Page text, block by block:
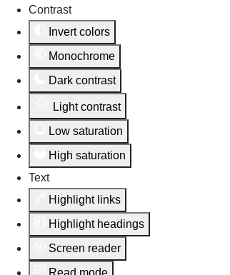
Contrast
Invert colors
Monochrome
Dark contrast
Light contrast
Low saturation
High saturation
Text
Highlight links
Highlight headings
Screen reader
Read mode